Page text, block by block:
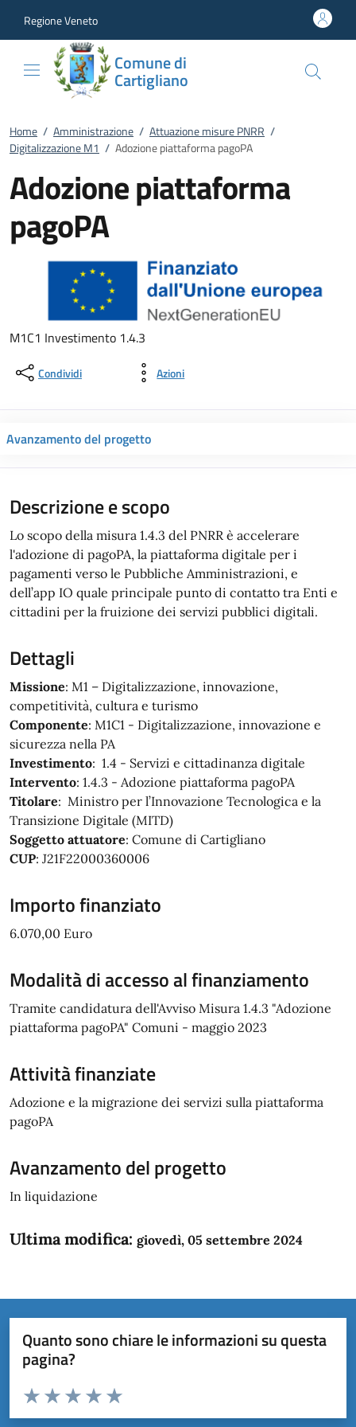
Regione Veneto
Comune di
Cartigliano
Home / Amministrazione / Attuazione misure PNRR /
Digitalizzazione M1 / Adozione piattaforma pagoPA
Adozione piattaforma
pagoPA
M1C1 Investimento 1.4.3
Condividi Azioni
Avanzamento del progetto
Descrizione e scopo
Lo scopo della misura 1.4.3 del PNRR è accelerare
l'adozione di pagoPA, la piattaforma digitale per i
pagamenti verso le Pubbliche Amministrazioni, e
dell’app IO quale principale punto di contatto tra Enti e
cittadini per la fruizione dei servizi pubblici digitali.
Dettagli
Missione: M1 – Digitalizzazione, innovazione,
competitività, cultura e turismo
Componente: M1C1 - Digitalizzazione, innovazione e
sicurezza nella PA
Investimento: 1.4 - Servizi e cittadinanza digitale
Intervento: 1.4.3 - Adozione piattaforma pagoPA
Titolare: Ministro per l’Innovazione Tecnologica e la
Transizione Digitale (MITD)
Soggetto attuatore: Comune di Cartigliano
CUP: J21F22000360006
Importo finanziato
6.070,00 Euro
Modalità di accesso al finanziamento
Tramite candidatura dell'Avviso Misura 1.4.3 "Adozione
piattaforma pagoPA" Comuni - maggio 2023
Attività finanziate
Adozione e la migrazione dei servizi sulla piattaforma
pagoPA
Avanzamento del progetto
In liquidazione
Ultima modifica: giovedì, 05 settembre 2024
Quanto sono chiare le informazioni su questa
pagina?
Domanda
Valuta da 1 a 5 stelle la pagina
Valuta 5 stelle su 5
Valuta 4 stelle su 5
Valuta 3 stelle su 5
Valuta 2 stelle su 5
Valuta 1 stelle su 5